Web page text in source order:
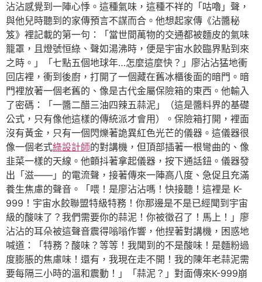
沾沾感覺到一陣心悸。這種氣味，這種不祥的「咕嚕」聲，
與他兒時聽到的家傳預言不謀而合。他想起家傳《沾醬秘
笈》裡記載的第一句：「當世間萬物的交通都被麵皮的氣味
籠罩，且燈號恒綠、聲如湯沸時，便是宇宙水餃臨界點到來
之時。」「七點五個地球年…怎麼這麼快？」廖沾沾猛地衝
回店裡，衝到後廚，打開了一個藏在舊冰櫃後面的暗門。暗
門裡放著一個老舊的、像是古代金屬保險箱的東西。他輸入
了密碼：「一醬二醋三油四辣五蒜泥」（這是醬料界的基礎
公式，只有像他這樣的傳統派才會用）。保險箱打開，裡面
沒有黃金，只有一個閃爍著詭異紅色光芒的儀器。這儀器很
像一個老式綠設計師的對講機，但頂部插著一根彎曲的、像
韭菜一樣的天線。他顫抖著拿起儀器，按下通話鈕。儀器發
出「滋——」的電流聲，接著傳來一陣高八度、急促且充滿
養生焦慮的聲音。「喂！是廖沾沾嗎！快接聽！這裡是 K-
999！宇宙水餃聯盟特級特務！你那邊是不是已經聞到宇宙
級的酸味了？我們需要你的蒜泥！你被徵召了！馬上！」廖
沾沾的耳朵被這聲音震得嗡嗡作響，他捏著對講機，困惑地
喊道：「特務？酸味？等等！我聞到的不是酸味！是麵粉過
度膨脹的焦慮味！還有，我現在走不開！我的陳年老蒜泥需
要每隔三小時的溫和震動！」「蒜泥？」對面傳來K-999崩